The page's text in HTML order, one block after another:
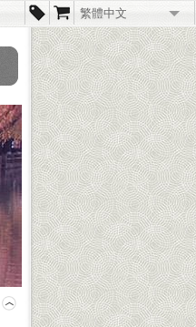
繁體中文
简体中文
English